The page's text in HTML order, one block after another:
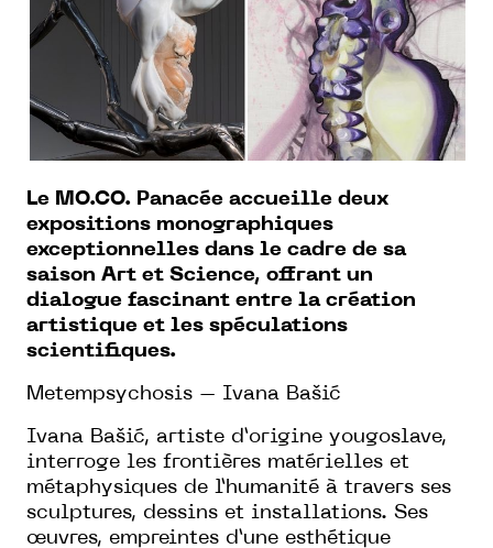
Le MO.CO. Panacée accueille deux
expositions monographiques
exceptionnelles dans le cadre de sa
saison Art et Science, offrant un
dialogue fascinant entre la création
artistique et les spéculations
scientifiques.
Metempsychosis – Ivana Bašić
Ivana Bašić, artiste d’origine yougoslave,
interroge les frontières matérielles et
métaphysiques de l’humanité à travers ses
sculptures, dessins et installations. Ses
œuvres, empreintes d’une esthétique